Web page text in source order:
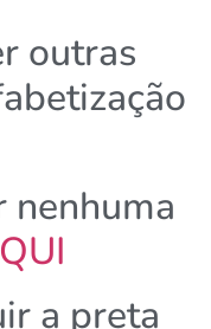
outras
nenhuma
a preta